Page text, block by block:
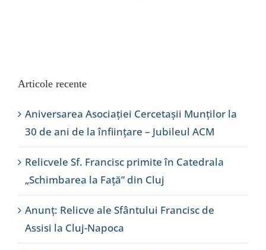
Articole recente
Aniversarea Asociației Cercetașii Munților la
30 de ani de la înființare – Jubileul ACM
Relicvele Sf. Francisc primite în Catedrala
„Schimbarea la Față” din Cluj
Anunț: Relicve ale Sfântului Francisc de
Assisi la Cluj-Napoca